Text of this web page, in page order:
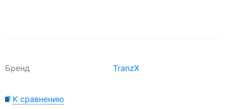
Бренд TranzX
К сравнению